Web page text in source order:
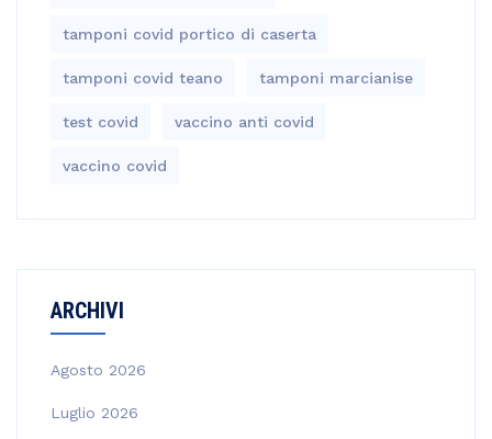
tamponi covid portico di caserta
tamponi covid teano tamponi marcianise
test covid vaccino anti covid
vaccino covid
ARCHIVI
Agosto 2026
Luglio 2026